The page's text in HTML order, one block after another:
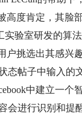
高度肯定，其脸
实验室研发的算
户挑选出其感兴
态帖子中输入的
中建立一个
会进行识别和提